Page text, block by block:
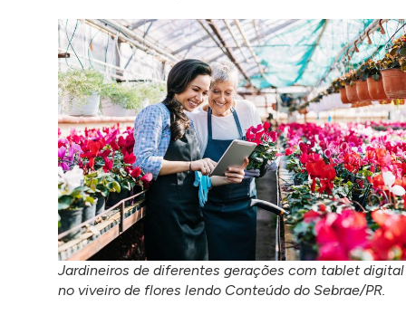
Jardineiros de diferentes gerações com tablet digital
no viveiro de flores lendo Conteúdo do Sebrae/PR.